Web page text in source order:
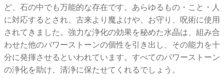
ど、石の中でも万能的な存在です。あらゆるもの・こと・人
に対応するとされ、古来より魔よけや、お守り、呪術に使用
されてきました。強力な浄化の効果を秘めた水晶は、組み合
わせた他のパワーストーンの個性を引き出し、その能力を十
分に発揮させるといわれています。すべてのパワーストーン
の浄化を助け、清浄に保たせてくれるでしょう。